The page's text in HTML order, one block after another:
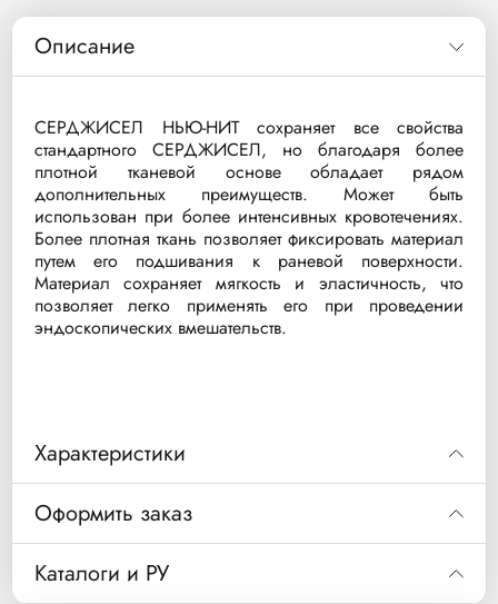
Описание
Характеристики
Оформить заказ
Каталоги и РУ
СЕРДЖИСЕЛ НЬЮ-НИТ сохраняет все свойства
стандартного СЕРДЖИСЕЛ, но благодаря более
плотной тканевой основе обладает рядом
дополнительных преимуществ. Может быть
использован при более интенсивных кровотечениях.
Более плотная ткань позволяет фиксировать материал
путем его подшивания к раневой поверхности.
Материал сохраняет мягкость и эластичность, что
позволяет легко применять его при проведении
эндоскопических вмешательств.
Характеристики продукта:
• Характеризуется в 3 раза более плотным
плетением по сравнению с СЕРДЖИСЕЛ
Код 1940GB